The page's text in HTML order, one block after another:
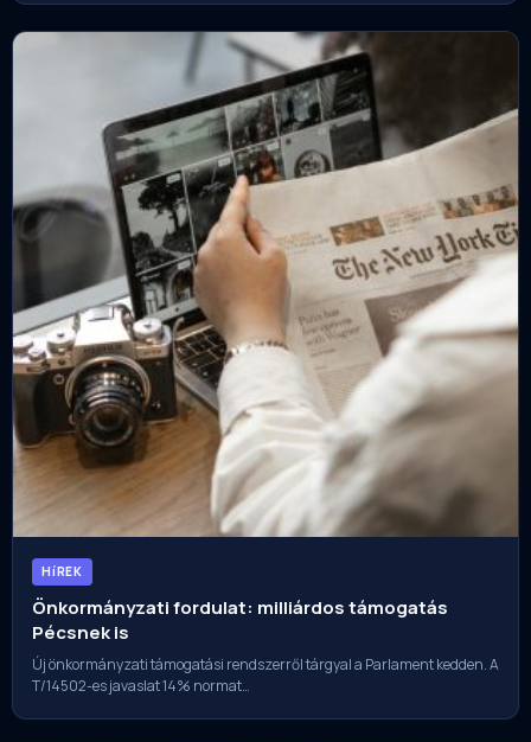
HíREK
Önkormányzati fordulat: milliárdos támogatás
Pécsnek is
Új önkormányzati támogatási rendszerről tárgyal a Parlament kedden. A
T/14502-es javaslat 14% normat…